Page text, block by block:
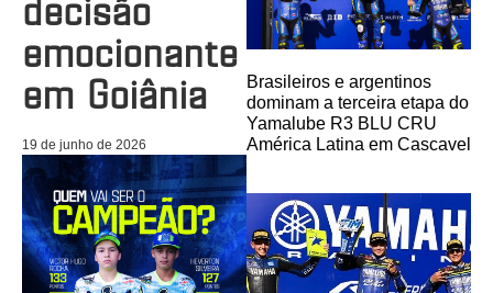
emocionante
em Goiânia
19 de junho de 2026
Brasileiros e argentinos
dominam a terceira etapa do
Yamalube R3 BLU CRU
América Latina em Cascavel